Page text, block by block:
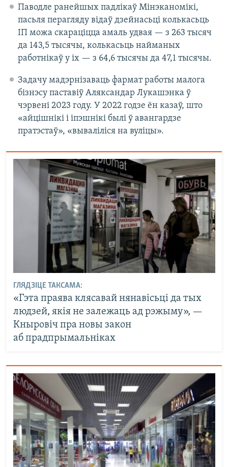
Паводле ранейшых падлікаў Мінэканомікі,
пасьля перагляду відаў дзейнасьці колькасьць
ІП можа скараціцца амаль удвая — з 263 тысяч
да 143,5 тысячы, колькасьць найманых
работнікаў у іх — з 64,6 тысячы да 47,1 тысячы.
Задачу мадэрнізаваць фармат работы малога
бізнэсу паставіў Аляксандар Лукашэнка ў
чэрвені 2023 году. У 2022 годзе ён казаў, што
«айцішнікі і іпэшнікі былі ў авангардзе
пратэстаў», «вываліліся на вуліцы».
ГЛЯДЗІЦЕ ТАКСАМА:
«Гэта праява клясавай нянавісьці да тых
людзей, якія не залежаць ад рэжыму», —
Кныровіч пра новы закон
аб прадпрымальніках